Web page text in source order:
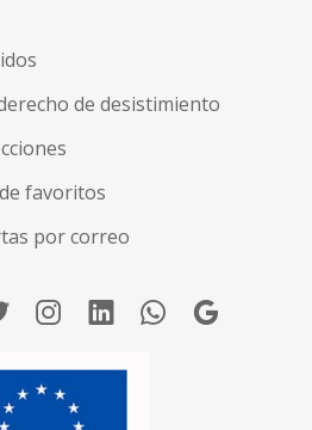
de desistimiento
favoritos
por correo